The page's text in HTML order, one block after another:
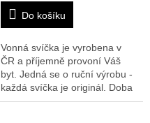
Do košíku
Vonná svíčka je vyrobena v
ČR a příjemně provoní Váš
byt. Jedná se o ruční výrobu -
každá svíčka je originál. Doba
hoření: 110 hRozměry V/Š/H: